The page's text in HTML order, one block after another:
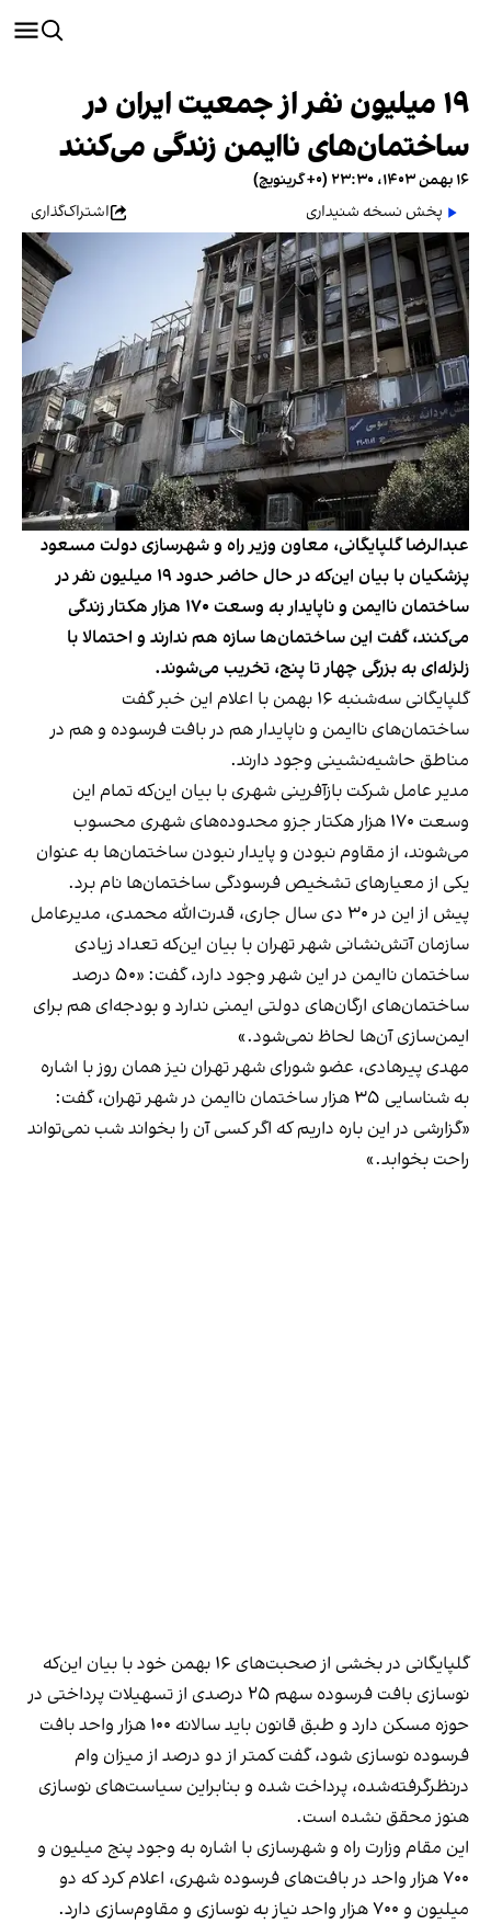
۱۹ میلیون نفر از جمعیت ایران در
ساختمان‌های ناایمن زندگی می‌کنند
۱۶ بهمن ۱۴۰۳، ۲۳:۳۰ (‎+۰ گرینویچ)
پخش نسخه شنیداری
اشتراک‌گذاری
عبدالرضا گلپایگانی، معاون وزیر راه و شهرسازی دولت مسعود
پزشکیان با بیان این‌که در حال حاضر حدود ۱۹ میلیون نفر در
ساختمان ناایمن و ناپایدار به وسعت ۱۷۰ هزار هکتار زندگی
می‌کنند، گفت این ساختمان‌ها سازه هم ندارند و احتمالا با
زلزله‌ای به بزرگی چهار تا پنج، تخریب می‌شوند.
گلپایگانی سه‌شنبه ۱۶ بهمن با اعلام این خبر گفت
ساختمان‌های ناایمن و ناپایدار هم در بافت فرسوده و هم در
مناطق حاشیه‌نشینی وجود دارند.
مدیر عامل شرکت بازآفرینی شهری با بیان این‌که تمام این
وسعت ۱۷۰ هزار هکتار جزو محدوده‌های شهری محسوب
می‌شوند، از مقاوم نبودن و پایدار نبودن ساختمان‌ها به عنوان
یکی از معیارهای تشخیص فرسودگی ساختمان‌ها نام برد.
پیش از این در ۳۰ دی سال جاری، قدرت‌الله محمدی، مدیرعامل
سازمان آتش‌نشانی شهر تهران با بیان این‌که تعداد زیادی
ساختمان ناایمن در این شهر وجود دارد، گفت: «۵۰ درصد
ساختمان‌های ارگان‌های دولتی ایمنی ندارد و بودجه‌ای هم برای
ایمن‌سازی آن‌ها لحاظ نمی‌شود.»
مهدی پیرهادی، عضو شورای شهر تهران نیز همان روز با اشاره
به شناسایی ۳۵ هزار ساختمان ناایمن در شهر تهران، گفت:
«گزارشی در این باره داریم که اگر کسی آن را بخواند شب نمی‌تواند
راحت بخوابد.»
گلپایگانی در بخشی از صحبت‌های ۱۶ بهمن خود با بیان این‌که
نوسازی بافت فرسوده سهم ۲۵ درصدی از تسهیلات پرداختی در
حوزه مسکن دارد و طبق قانون باید سالانه ۱۰۰ هزار واحد بافت
فرسوده نوسازی شود، گفت کمتر از دو درصد از میزان وام
درنظرگرفته‌شده، پرداخت شده و بنابراین سیاست‌های نوسازی
هنوز محقق نشده است.
این مقام وزارت راه و شهرسازی با اشاره به وجود پنج میلیون و
۷۰۰ هزار واحد در بافت‌های فرسوده شهری، اعلام کرد که دو
میلیون و ۷۰۰ هزار واحد نیاز به نوسازی و مقاوم‌سازی دارد.